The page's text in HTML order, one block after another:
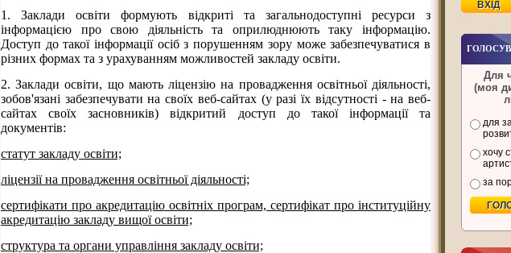
1. Заклади освіти формують відкриті та загальнодоступні ресурси з
інформацією про свою діяльність та оприлюднюють таку інформацію.
Доступ до такої інформації осіб з порушенням зору може забезпечуватися в
різних формах та з урахуванням можливостей закладу освіти.
2. Заклади освіти, що мають ліцензію на провадження освітньої діяльності,
зобов'язані забезпечувати на своїх веб-сайтах (у разі їх відсутності - на веб-
сайтах своїх засновників) відкритий доступ до такої інформації та
документів:
статут закладу освіти;
ліцензії на провадження освітньої діяльності;
сертифікати про акредитацію освітніх програм, сертифікат про інституційну
акредитацію закладу вищої освіти;
структура та органи управління закладу освіти;
Для
(моя
для
хочу
за